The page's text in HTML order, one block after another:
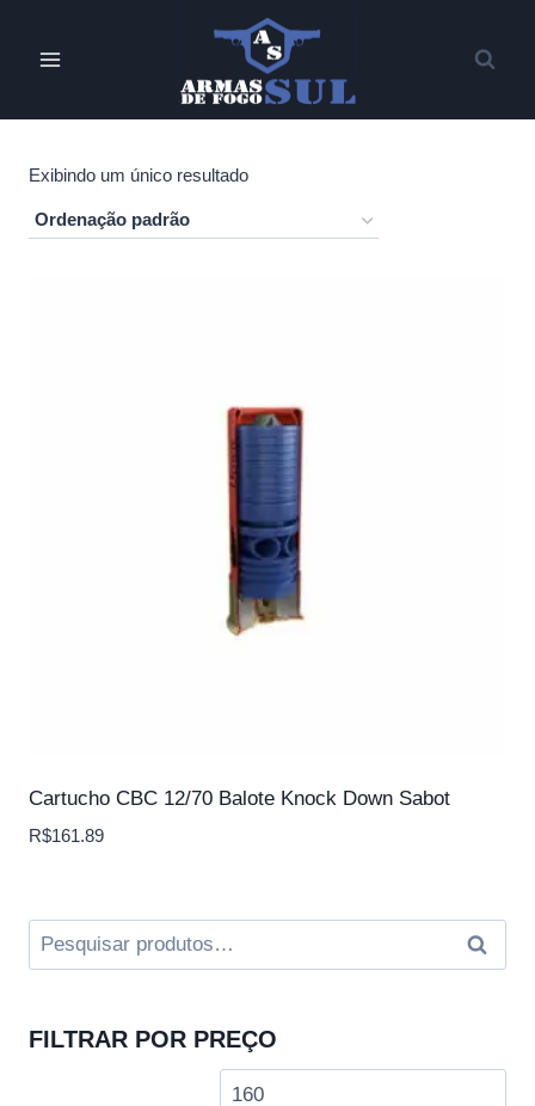
Exibindo um único resultado
Cartucho CBC 12/70 Balote Knock Down Sabot
R$161.89
Pesquisar
por:
FILTRAR POR PREÇO
Preço